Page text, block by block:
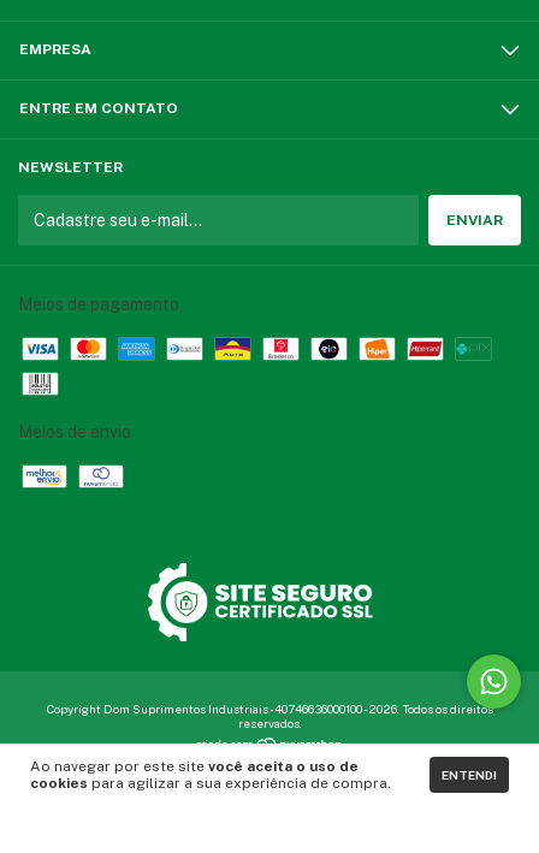
Ao navegar por este site você aceita o uso de
cookies para agilizar a sua experiência de compra. ENTENDI
EMPRESA
ENTRE EM CONTATO
NEWSLETTER
Meios de pagamento
Meios de envio
Copyright Dom Suprimentos Industriais - 40746636000100 - 2026. Todos os direitos
reservados.